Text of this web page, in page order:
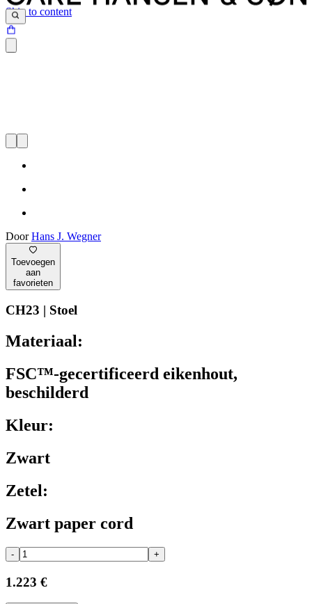
Skip to content
DoorHans J. Wegner
Toevoegen
aan
favorieten
CH23 | Stoel
Materiaal:
FSC™-gecertificeerd eikenhout,
beschilderd
Kleur:
Zwart
Zetel:
Zwart paper cord
- +
1.223 €